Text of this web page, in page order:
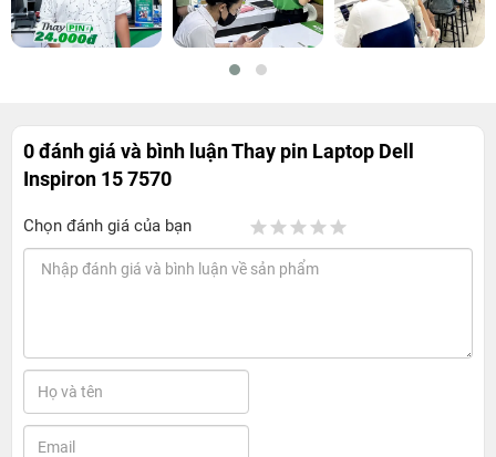
0 đánh giá và bình luậnThay pin Laptop Dell
Inspiron 15 7570
Chọn đánh giá của bạn